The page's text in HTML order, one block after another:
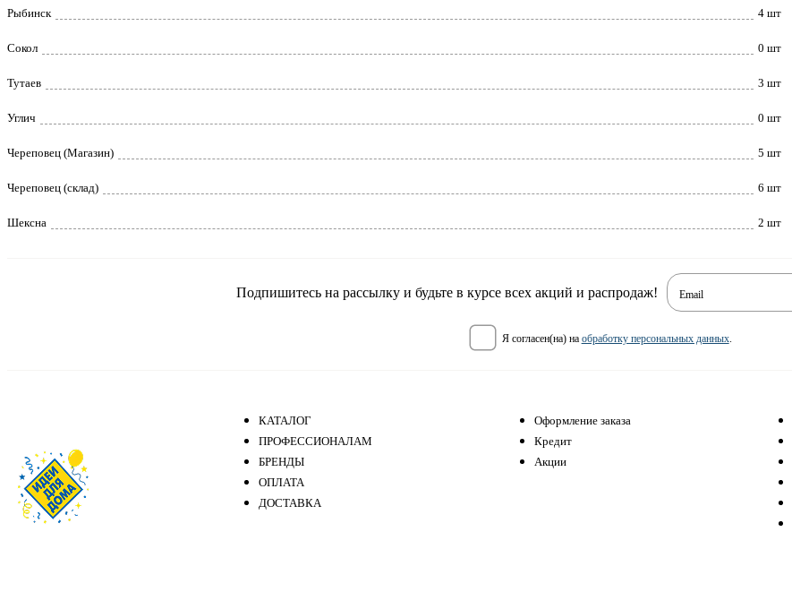
Рыбинск 4 шт
Сокол 0 шт
Тутаев 3 шт
Углич 0 шт
Череповец (Магазин) 5 шт
Череповец (склад) 6 шт
Шексна 2 шт
Подпишитесь на рассылку и будьте в курсе всех акций и распродаж! Email
я согласен(на) на обработку персональных данных.
КАТАЛОГ
ПРОФЕССИОНАЛАМ
БРЕНДЫ
ОПЛАТА
ДОСТАВКА
Оформление заказа
Кредит
Акции